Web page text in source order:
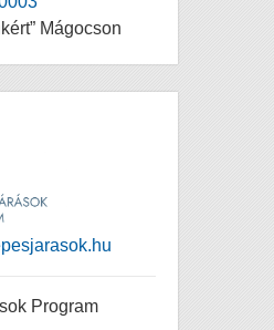
Mágocson
Program